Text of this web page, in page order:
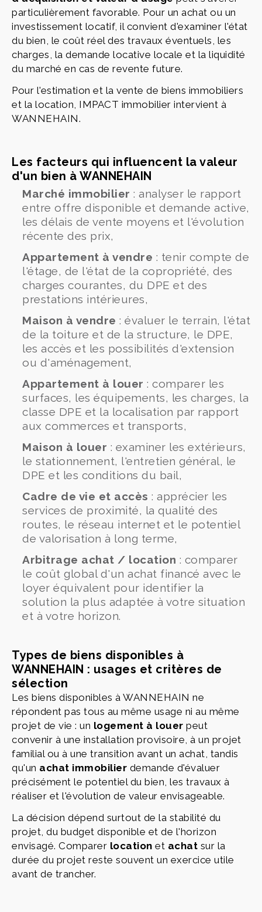
particulièrement favorable. Pour un achat ou un
investissement locatif, il convient d'examiner l'état
du bien, le coût réel des travaux éventuels, les
charges, la demande locative locale et la liquidité
du marché en cas de revente future.
Pour l'estimation et la vente de biens immobiliers
et la location, IMPACT immobilier intervient à
WANNEHAIN.
Les facteurs qui influencent la valeur
d'un bien à WANNEHAIN
Marché immobilier : analyser le rapport
entre offre disponible et demande active,
les délais de vente moyens et l'évolution
récente des prix,
Appartement à vendre : tenir compte de
l'étage, de l'état de la copropriété, des
charges courantes, du DPE et des
prestations intérieures,
Maison à vendre : évaluer le terrain, l'état
de la toiture et de la structure, le DPE,
les accès et les possibilités d'extension
ou d'aménagement,
Appartement à louer : comparer les
surfaces, les équipements, les charges, la
classe DPE et la localisation par rapport
aux commerces et transports,
Maison à louer : examiner les extérieurs,
le stationnement, l'entretien général, le
DPE et les conditions du bail,
Cadre de vie et accès : apprécier les
services de proximité, la qualité des
routes, le réseau internet et le potentiel
de valorisation à long terme,
Arbitrage achat / location : comparer
le coût global d'un achat financé avec le
loyer équivalent pour identifier la
solution la plus adaptée à votre situation
et à votre horizon.
Types de biens disponibles à
WANNEHAIN : usages et critères de
sélection
Les biens disponibles à WANNEHAIN ne
répondent pas tous au même usage ni au même
projet de vie : un logement à louer peut
convenir à une installation provisoire, à un projet
familial ou à une transition avant un achat, tandis
qu'un achat immobilier demande d'évaluer
précisément le potentiel du bien, les travaux à
réaliser et l'évolution de valeur envisageable.
La décision dépend surtout de la stabilité du
projet, du budget disponible et de l'horizon
envisagé. Comparer location et achat sur la
durée du projet reste souvent un exercice utile
avant de trancher.